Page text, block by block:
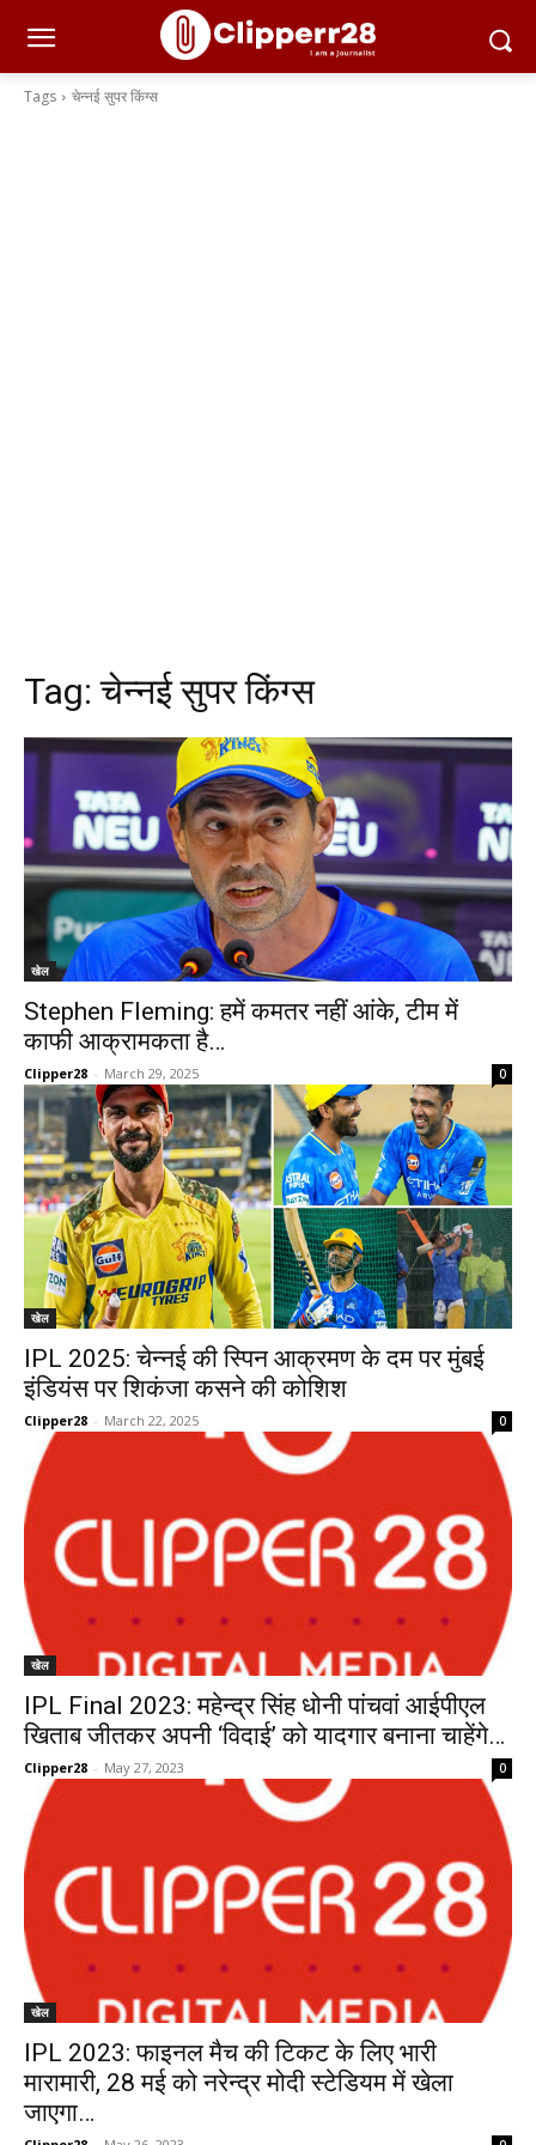
Tags चेन्नई सुपर किंग्स
Tag:चेन्नई सुपर किंग्स
खेल
Stephen Fleming: हमें कमतर नहीं आंके, टीम में
काफी आक्रामकता है…
Clipper28 - March 29, 2025 0
खेल
IPL 2025: चेन्नई की स्पिन आक्रमण के दम पर मुंबई
इंडियंस पर शिकंजा कसने की कोशिश
Clipper28 - March 22, 2025 0
खेल
IPL Final 2023: महेन्द्र सिंह धोनी पांचवां आईपीएल
खिताब जीतकर अपनी ‘विदाई’ को यादगार बनाना चाहेंगे…
Clipper28 - May 27, 2023 0
खेल
IPL 2023: फाइनल मैच की टिकट के लिए भारी
मारामारी, 28 मई को नरेन्द्र मोदी स्टेडियम में खेला
जाएगा…